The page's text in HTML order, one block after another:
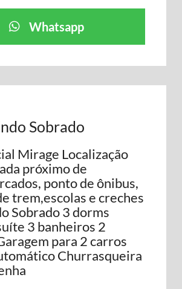
Whatsapp
Sobrado
Mirage Localização
próximo de
ponto de ônibus,
trem,escolas e creches
Sobrado 3 dorms
3 banheiros 2
para 2 carros
Churrasqueira